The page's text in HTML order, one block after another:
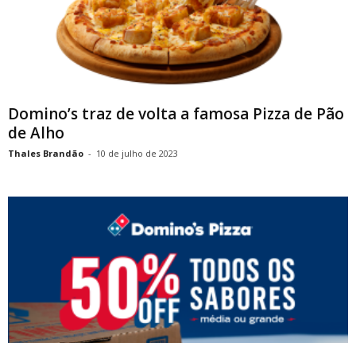
Domino’s traz de volta a famosa Pizza de Pão
de Alho
Thales Brandão - 10 de julho de 2023